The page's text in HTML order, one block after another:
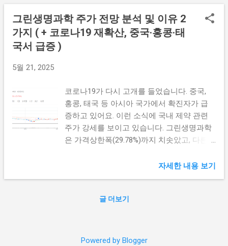
급종합병원 상황 - 더욱 심각한 실상 상급종
합병원 입원환자 급증: 27주차 3명 → 28주차
6명 → 29주차 10명 → 30주차 16명 중증환자
검출률: 30주 20.1% (3주 연속 상승) • 하수 코
로나19 바이러스 농도: 4주 연속 증가 ...
몽 보기 👆 🔥 2일 연속 상한가, 무엇이 일어났
나? 그린생명과학의 주가가 폭발적으로 오르
고 있어요. 22일 오전 11시 10분 기준으로
런 급등세가 단순한 투기가 아니라고 봅니다.
실제로 코로나19 재확산 우려가 현실화되고
있거든요. 마치 2020년 팬데믹 초기를 연상시
키는 상황이에요. 투자자들은 "혹시 다시 그
때처럼 될까?"라는 기대감에 들떠있습니다.
이 부각되면서 매수세가 몰린 거죠. 🌏 아시
있어요. 중국질병통제예방센터 발표를 보면
5월 4일: 양성률 7.5% → 16.2% • 두 배 이상
그린생명과학 주가 전망 분석 및 이유 2
가지 ( + 코로나19 재확산, 중국·홍콩·태
국서 급증 )
5월 21, 2025
코로나19가 다시 고개를 들었습니다. 중국,
홍콩, 태국 등 아시아 국가에서 확진자가 급
증하고 있어요. 이런 소식에 국내 제약 관련
주가 강세를 보이고 있습니다. 그린생명과학
은 가격상한폭(29.78%)까지 치솟았고, 다른
년으로 돌아간 듯한 상황이 펼쳐지고 있습니
나19, 그 실태는? 코로나19가 다시 맹렬히 확
르면 상황이 심각합니다. 지난 3월 31일부터
자세한 내용 보기
글 더보기
Powered by Blogger